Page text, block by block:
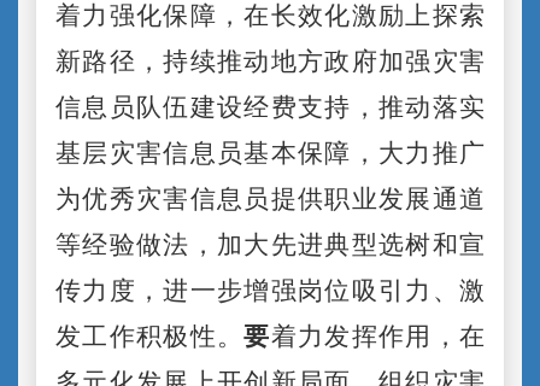
着力强化保障，在长效化激励上探索
新路径，持续推动地方政府加强灾害
信息员队伍建设经费支持，推动落实
基层灾害信息员基本保障，大力推广
为优秀灾害信息员提供职业发展通道
等经验做法，加大先进典型选树和宣
传力度，进一步增强岗位吸引力、激
发工作积极性。要着力发挥作用，在